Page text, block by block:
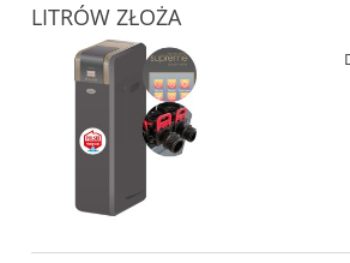
LITRÓW ZŁOŻA